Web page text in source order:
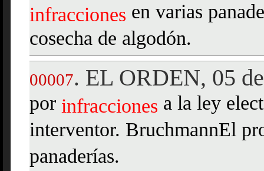
infracciones en varias
cosecha de algodón.
00007. EL ORDEN, 05
por infracciones a la ley
interventor. BruchmannEl
panaderías.